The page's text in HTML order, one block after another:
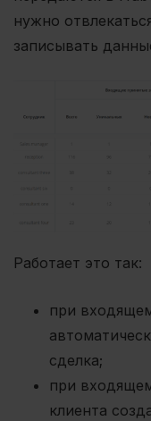
нужно
записывать
Работает это так:
при
сделка;
при
клиента